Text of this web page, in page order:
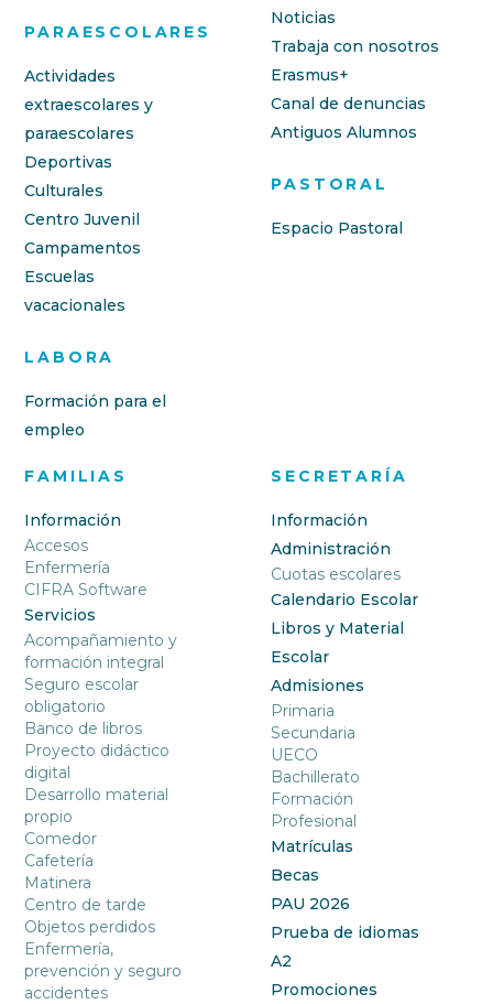
PARAESCOLARES
Actividades
extraescolares y
paraescolares
Deportivas
Culturales
Centro Juvenil
Campamentos
Escuelas
vacacionales
LABORA
Formación para el
empleo
Noticias
Trabaja con nosotros
Erasmus+
Canal de denuncias
Antiguos Alumnos
PASTORAL
Espacio Pastoral
FAMILIAS
Información
Accesos
Enfermería
CIFRA Software
Servicios
Acompañamiento y
formación integral
Seguro escolar
obligatorio
Banco de libros
Proyecto didáctico
digital
Desarrollo material
propio
Comedor
Cafetería
Matinera
Centro de tarde
Objetos perdidos
Enfermería,
prevención y seguro
accidentes
SECRETARÍA
Información
Administración
Cuotas escolares
Calendario Escolar
Libros y Material
Escolar
Admisiones
Primaria
Secundaria
UECO
Bachillerato
Formación
Profesional
Matrículas
Becas
PAU 2026
Prueba de idiomas
A2
Promociones